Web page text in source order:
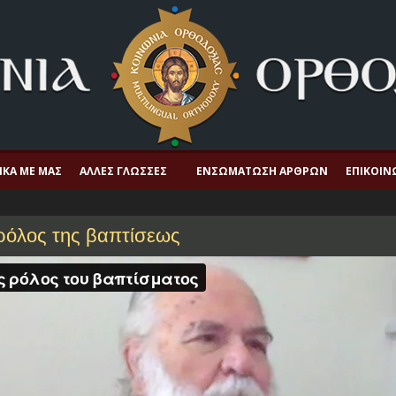
ΜΕ ΜΑΣ ΆΛΛΕΣ ΓΛΏΣΣΕΣ ΕΝΣΩΜΆΤΩΣΗ ΆΡΘΡΩΝ
της βαπτίσεως